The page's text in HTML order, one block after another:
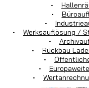
•
•
•
• Werksauflösung /
•
• Rückbau
•
•
•